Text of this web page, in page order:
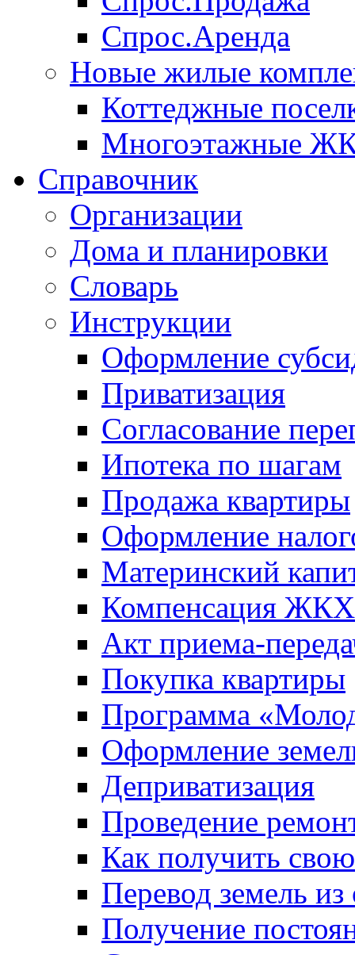
Спрос.Аренда
Новые жилые
Коттеджные
Многоэтажные
Справочник
Организации
Дома и планировки
Словарь
Инструкции
Оформление
Приватизация
Согласование
Ипотека по шагам
Продажа квартиры
Оформление
Материнский
Компенсация ЖКХ
Акт приема-
Покупка квартиры
Программа
Оформление
Деприватизация
Проведение
Как получить
Перевод земель
Получение